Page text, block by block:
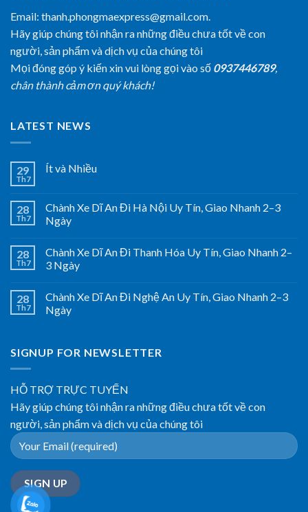
Email: thanh.phongmaexpress@gmail.com.
Hãy giúp chúng tôi nhận ra những điều chưa tốt về con
người, sản phẩm và dịch vụ của chúng tôi
Mọi đóng góp ý kiến xin vui lòng gọi vào số 0937446789,
chân thành cảm ơn quý khách!
LATEST NEWS
29
Th7
Ít và Nhiều
28
Th7
Chành Xe Dĩ An Đi Hà Nội Uy Tín, Giao Nhanh 2–3
Ngày
28
Th7
Chành Xe Dĩ An Đi Thanh Hóa Uy Tín, Giao Nhanh 2–
3 Ngày
28
Th7
Chành Xe Dĩ An Đi Nghệ An Uy Tín, Giao Nhanh 2–3
Ngày
SIGNUP FOR NEWSLETTER
HỖ TRỢ TRỰC TUYẾN
Hãy giúp chúng tôi nhận ra những điều chưa tốt về con
người, sản phẩm và dịch vụ của chúng tôi